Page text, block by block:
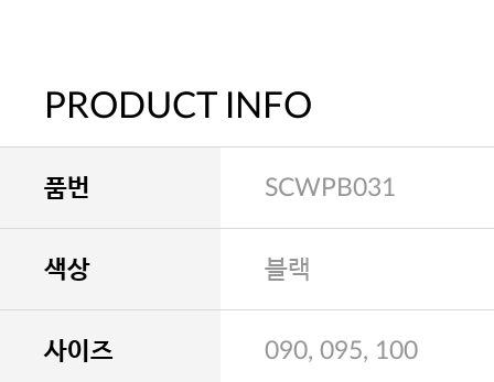
PRODUCT INFO
품번 SCWPB031
색상 블랙
사이즈 090, 095, 100